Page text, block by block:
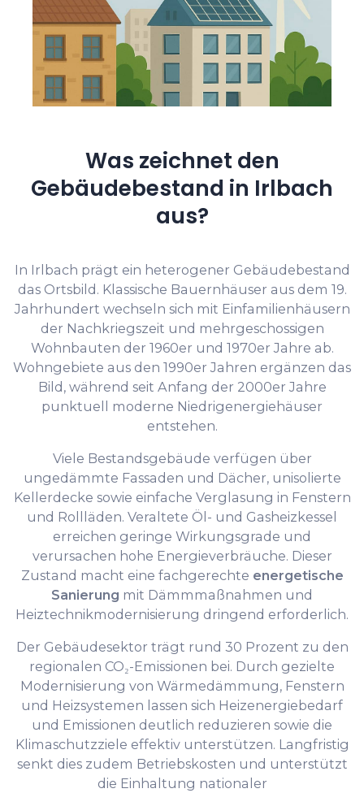
Was zeichnet den
Gebäudebestand in Irlbach
aus?
In Irlbach prägt ein heterogener Gebäudebestand
das Ortsbild. Klassische Bauernhäuser aus dem 19.
Jahrhundert wechseln sich mit Einfamilienhäusern
der Nachkriegszeit und mehrgeschossigen
Wohnbauten der 1960er und 1970er Jahre ab.
Wohngebiete aus den 1990er Jahren ergänzen das
Bild, während seit Anfang der 2000er Jahre
punktuell moderne Niedrigenergiehäuser
entstehen.
Viele Bestandsgebäude verfügen über
ungedämmte Fassaden und Dächer, unisolierte
Kellerdecke sowie einfache Verglasung in Fenstern
und Rollläden. Veraltete Öl- und Gasheizkessel
erreichen geringe Wirkungsgrade und
verursachen hohe Energieverbräuche. Dieser
Zustand macht eine fachgerechte energetische
Sanierung mit Dämmmaßnahmen und
Heiztechnikmodernisierung dringend erforderlich.
Der Gebäudesektor trägt rund 30 Prozent zu den
regionalen CO₂-Emissionen bei. Durch gezielte
Modernisierung von Wärmedämmung, Fenstern
und Heizsystemen lassen sich Heizenergiebedarf
und Emissionen deutlich reduzieren sowie die
Klimaschutzziele effektiv unterstützen. Langfristig
senkt dies zudem Betriebskosten und unterstützt
die Einhaltung nationaler